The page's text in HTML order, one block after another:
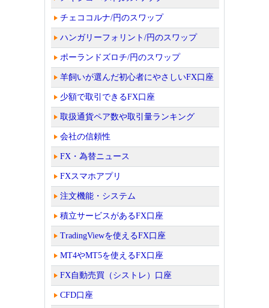
チェココルナ/円のスワップ
ハンガリーフォリント/円のスワップ
ポーランドズロチ/円のスワップ
羊飼いが選んだ初心者にやさしいFX口座
少額で取引できるFX口座
取扱通貨ペア数や取引量ランキング
会社の信頼性
FX・為替ニュース
FXスマホアプリ
注文機能・システム
積立サービスがあるFX口座
TradingViewを使えるFX口座
MT4やMT5を使えるFX口座
FX自動売買（シストレ）口座
CFD口座